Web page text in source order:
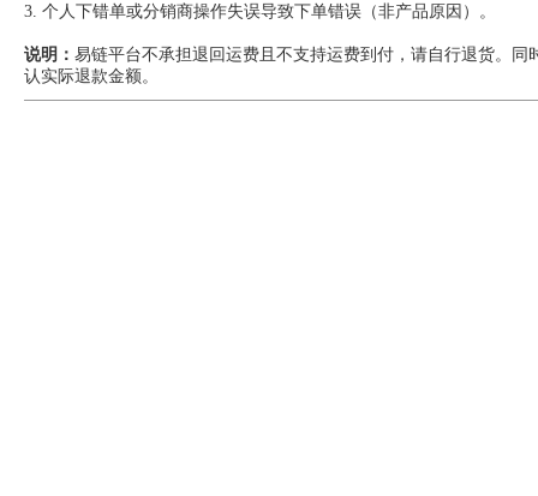
3. 个人下错单或分销商操作失误导致下单错误（非产品原因）。
说明： 易链平台不承担退回运费且不支持运费到付，请自行退货。
认实际退款金额。